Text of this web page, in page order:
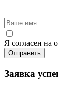
Я согласен на
Отправить
Заявка